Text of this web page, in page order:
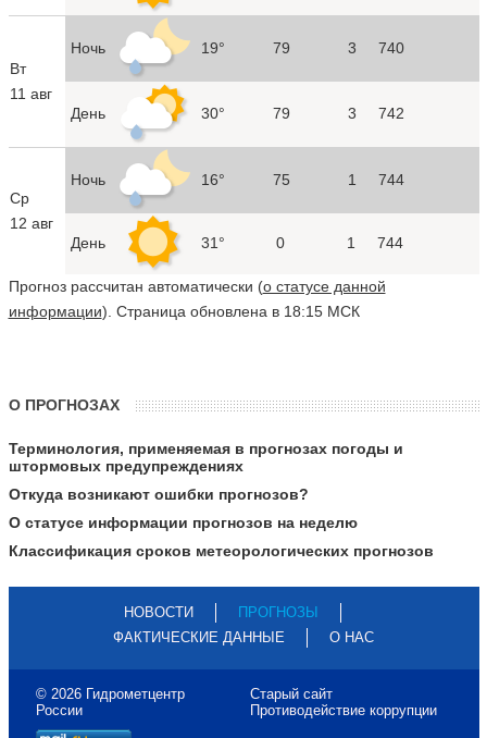
Вт
11 авг
Ночь 19° 79 3 740
День 30° 79 3 742
Ср
12 авг
Ночь 16° 75 1 744
День 31° 0 1 744
Прогноз рассчитан автоматически (о статусе данной
информации). Страница обновлена в 18:15 МСК
О ПРОГНОЗАХ
Терминология, применяемая в прогнозах погоды и
штормовых предупреждениях
Откуда возникают ошибки прогнозов?
О статусе информации прогнозов на неделю
Классификация сроков метеорологических прогнозов
НОВОСТИ
ПРОГНОЗЫ
ФАКТИЧЕСКИЕ ДАННЫЕ
О НАС
© 2026 Гидрометцентр
России
Старый сайт
Противодействие коррупции